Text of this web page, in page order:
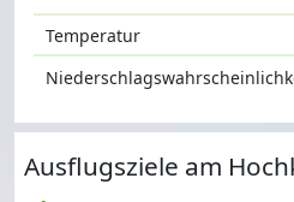
Temperatur
Ausflugsziele am